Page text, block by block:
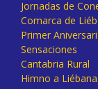
Jornadas de
Comarca de
Primer
Sensaciones
Cantabria Rural
Himno a Liébana